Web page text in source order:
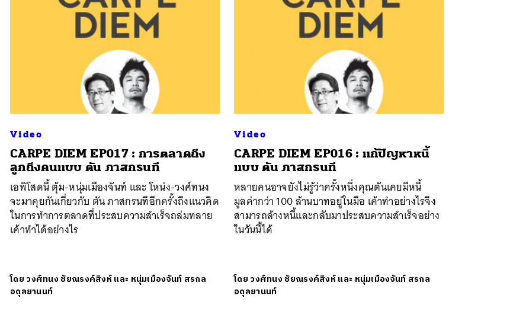
Video
CARPE DIEM EP017 : การตลาดถึง
ลูกถึงคนแบบ ตัน ภาสกรนที
เอพิโสดนี้ ตุ้ม-หนุ่มเมืองจันท์ และ โหน่ง-วงศ์ทนง
จะมาคุยกันเกี่ยวกับ ตัน ภาสกรนทีอีกครั้งถึงแนวคิด
ในการทำการตลาดที่ประสบความสำเร็จถล่มทลาย
เค้าทำได้อย่างไร
โดยวงศ์ทนง ชัยณรงค์สิงห์ และ หนุ่มเมืองจันท์ สรกล
อดุลยานนท์
Video
CARPE DIEM EP016 : แก้ปัญหาหนี้
แบบ ตัน ภาสกรนที
หลายคนอาจยังไม่รู้ว่าครั้งหนึ่งคุณตันเคยมีหนี้
มูลค่ากว่า 100 ล้านบาทอยู่ในมือ เค้าทำอย่างไรจึง
สามารถล้างหนี้และกลับมาประสบความสำเร็จอย่าง
ในวันนี้ได้
โดยวงศ์ทนง ชัยณรงค์สิงห์ และ หนุ่มเมืองจันท์ สรกล
อดุลยานนท์
SHARE TWEET LINE EMAIL